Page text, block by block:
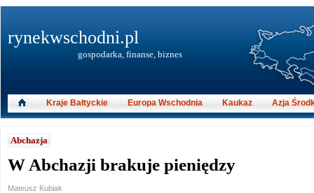
Abchazja
W Abchazji brakuje pieniędzy
Mateusz Kubiak
rynekwschodni.pl
gospodarka, finanse, biznes
Kraje Bałtyckie Europa Wschodnia Kaukaz Azja